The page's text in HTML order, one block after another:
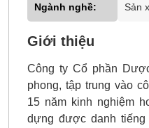
Ngành nghề: Sản
Giới thiệu
Công ty Cổ phần
phong, tập trung vào
15 năm kinh nghiệm
dựng được danh